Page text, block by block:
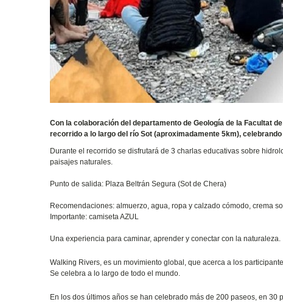
Con la colaboración del departamento de Geología de la Facultat
recorrido a lo largo del río Sot (aproximadamente 5km),
Durante el recorrido se disfrutará de 3 charlas educativas sobre
paisajes naturales.
Punto de salida: Plaza Beltrán Segura (Sot de Chera)
Recomendaciones: almuerzo, agua, ropa y calzado cómodo, crema
Importante: camiseta AZUL
Una experiencia para caminar, aprender y conectar con la naturaleza.
Walking Rivers, es un movimiento global, que acerca a los
Se celebra a lo largo de todo el mundo.
En los dos últimos años se han celebrado más de 200 paseos, en 30